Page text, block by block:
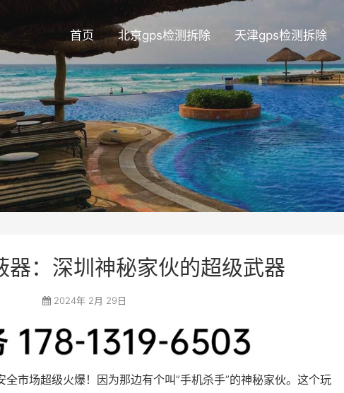
首页 北京gps检测拆除 天津gps检测拆除
器：深圳神秘家伙的超级武器
2024年 2月 29日
市场超级火爆！因为那边有个叫”手机杀手”的神秘家伙。这个玩